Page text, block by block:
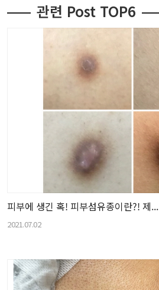
관련 Post TOP6
피부에 생긴 혹! 피부섬유종이란?! 제...
2021.07.02